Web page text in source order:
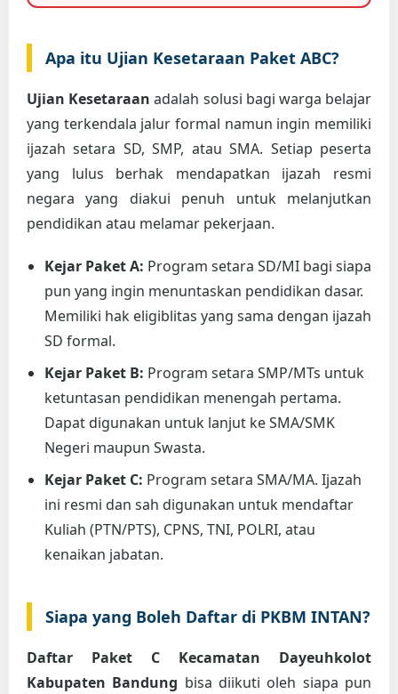
Apa itu Ujian Kesetaraan Paket ABC?
Ujian Kesetaraan adalah solusi bagi warga belajar
yang terkendala jalur formal namun ingin memiliki
ijazah setara SD, SMP, atau SMA. Setiap peserta
yang lulus berhak mendapatkan ijazah resmi
negara yang diakui penuh untuk melanjutkan
pendidikan atau melamar pekerjaan.
Kejar Paket A: Program setara SD/MI bagi siapa
pun yang ingin menuntaskan pendidikan dasar.
Memiliki hak eligiblitas yang sama dengan ijazah
SD formal.
Kejar Paket B: Program setara SMP/MTs untuk
ketuntasan pendidikan menengah pertama.
Dapat digunakan untuk lanjut ke SMA/SMK
Negeri maupun Swasta.
Kejar Paket C: Program setara SMA/MA. Ijazah
ini resmi dan sah digunakan untuk mendaftar
Kuliah (PTN/PTS), CPNS, TNI, POLRI, atau
kenaikan jabatan.
Siapa yang Boleh Daftar di PKBM INTAN?
Daftar Paket C Kecamatan Dayeuhkolot
Kabupaten Bandung bisa diikuti oleh siapa pun